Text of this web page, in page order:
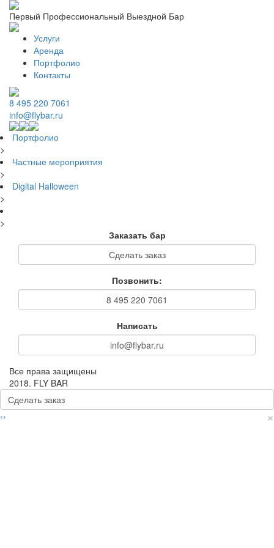
Первый Профессиональный Выездной Бар
Услуги
Аренда
Портфолио
Контакты
8 495 220 7061
info@flybar.ru
Портфолио
>
Частные мероприятия
>
Digital Halloween
>
>
Заказать бар
Позвонить:
8 495 220 7061
Написать
info@flybar.ru
Все права защищены
2018. FLY BAR
Сделать заказ
‹› ×